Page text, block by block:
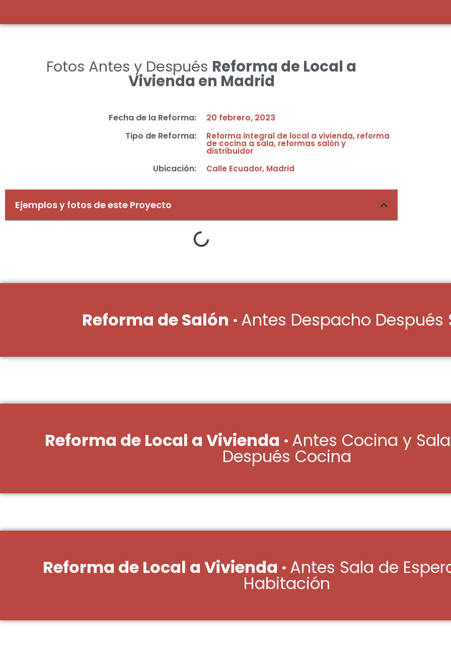
Fotos Antes y Después Reforma de Local a
Vivienda en Madrid
Fecha de la Reforma:
20 febrero, 2023
Tipo de Reforma:
Reforma integral de local a vivienda, reforma
de cocina a sala, reformas salón y
distribuidor
Ubicación: Calle Ecuador, Madrid
Ejemplos y fotos de este Proyecto
Reforma de Salón · Antes Despacho Después
Reforma de Local a Vivienda · Antes Cocina y
Después Cocina
Reforma de Local a Vivienda · Antes Sala de
Habitación